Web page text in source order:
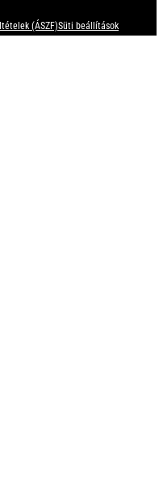
(ÁSZF)Süti beállítások